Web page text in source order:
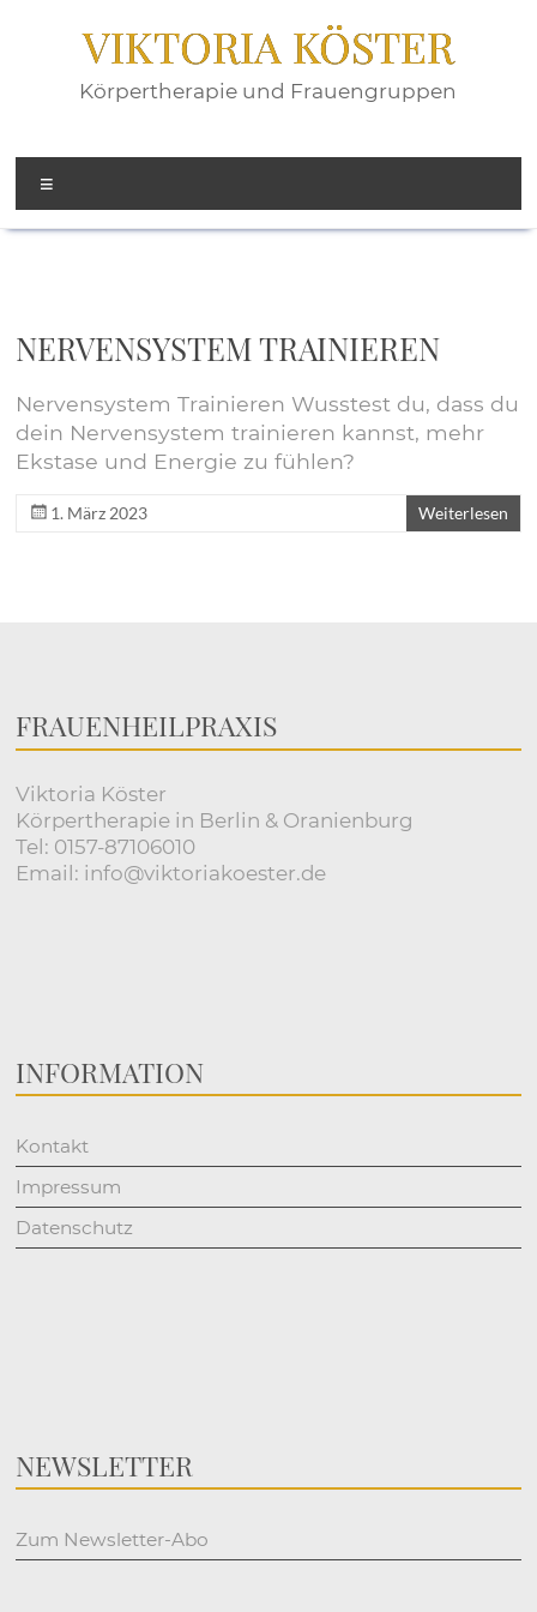
VIKTORIA KÖSTER
Körpertherapie und Frauengruppen
NERVENSYSTEM TRAINIEREN
Nervensystem Trainieren Wusstest du, dass du
dein Nervensystem trainieren kannst, mehr
Ekstase und Energie zu fühlen?
1. März 2023 Weiterlesen
FRAUENHEILPRAXIS
Viktoria Köster
Körpertherapie in Berlin & Oranienburg
Tel: 0157-87106010
Email: info@viktoriakoester.de
INFORMATION
Kontakt
Impressum
Datenschutz
NEWSLETTER
Zum Newsletter-Abo